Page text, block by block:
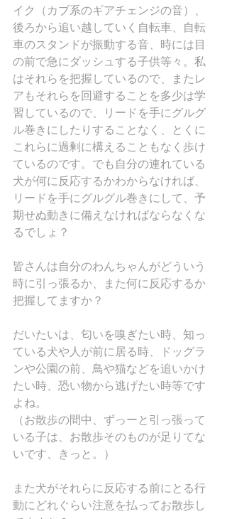
イク（カブ系のギアチェンジの音）、
後ろから追い越していく自転車、自転
車のスタンドが振動する音、時には目
の前で急にダッシュする子供等々。私
はそれらを把握しているので、またレ
アもそれらを回避することを多少は学
習しているので、リードを手にグルグ
ル巻きにしたりすることなく、とくに
これらに過剰に構えることもなく歩け
ているのです。でも自分の連れている
犬が何に反応するかわからなければ、
リードを手にグルグル巻きにして、予
期せぬ動きに備えなければならなくな
るでしょ？
皆さんは自分のわんちゃんがどういう
時に引っ張るか、また何に反応するか
把握してますか？
だいたいは、匂いを嗅ぎたい時、知っ
ている犬や人が前に居る時、ドッグラ
ンや公園の前、鳥や猫などを追いかけ
たい時、恐い物から逃げたい時等です
よね。
（お散歩の間中、ずっーと引っ張って
いる子は、お散歩そのものが足りてな
いです、きっと。）
また犬がそれらに反応する前にとる行
動にどれぐらい注意を払ってお散歩し